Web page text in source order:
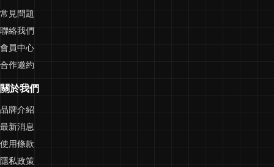
常見問題
聯絡我們
會員中心
合作邀約
關於我們
品牌介紹
最新消息
使用條款
隱私政策